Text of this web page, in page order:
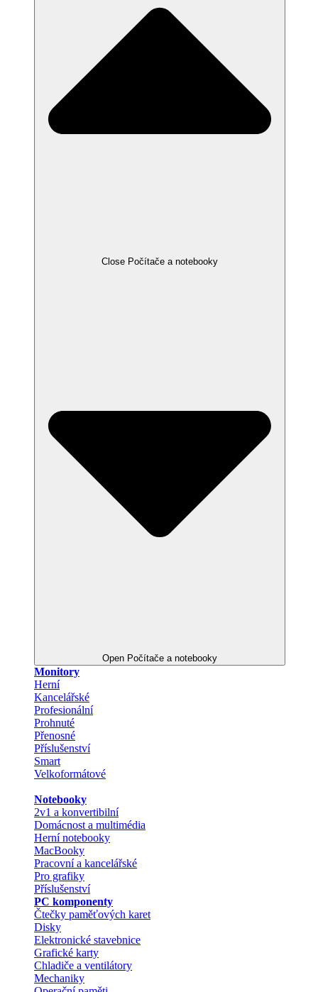
Close Počítače a notebooky
Open Počítače a notebooky
Monitory
Herní
Kancelářské
Profesionální
Prohnuté
Přenosné
Příslušenství
Smart
Velkoformátové
Notebooky
2v1 a konvertibilní
Domácnost a multimédia
Herní notebooky
MacBooky
Pracovní a kancelářské
Pro grafiky
Příslušenství
PC komponenty
Čtečky paměťových karet
Disky
Elektronické stavebnice
Grafické karty
Chladiče a ventilátory
Mechaniky